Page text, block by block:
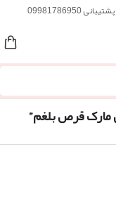
09981786950
قرص بلغم”